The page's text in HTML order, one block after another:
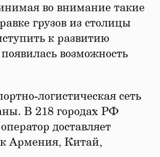
во внимание такие
грузов из столицы
к развитию
возможность
логистическая сеть
В 218 городах РФ
доставляет
Армения, Китай,